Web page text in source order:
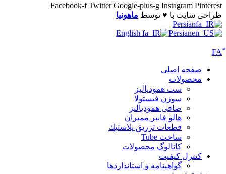
Facebook-f Twitter Google-plus-g Instagram Pinterest
طراحی سایت با ♥️ توسط ماهونیا
Persian
English
Persian
صفحه اصلی
محصولات
ست همودیالیز
سوزن فیستولا
صافی همودیالیز
هالو فایبر ممبران
قطعات تزريق پلاستيك
ساخت Tube
کاتالوگ محصولات
کنترل کیفیت
گواهينامه و استانداردها